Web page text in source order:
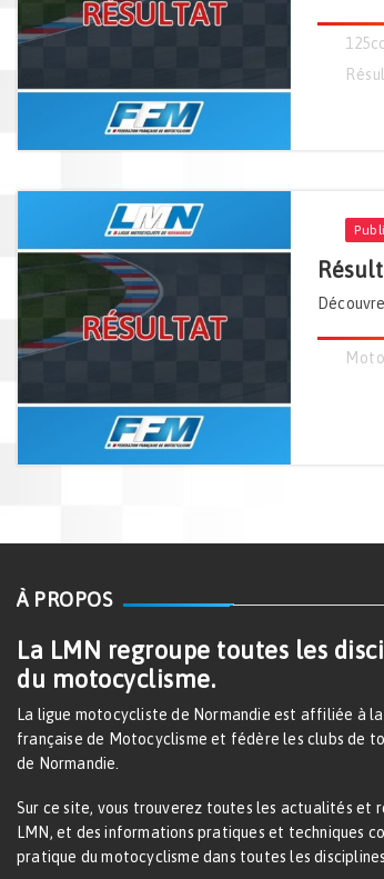
125cc
À PROPOS
La LMN regroupe toutes les
du motocyclisme.
La ligue motocycliste de Normandie est affiliée à
française de Motocyclisme et fédère les clubs de
de Normandie.
Sur ce site, vous trouverez toutes les actualités et
LMN, et des informations pratiques et techniques
pratique du motocyclisme dans toutes les